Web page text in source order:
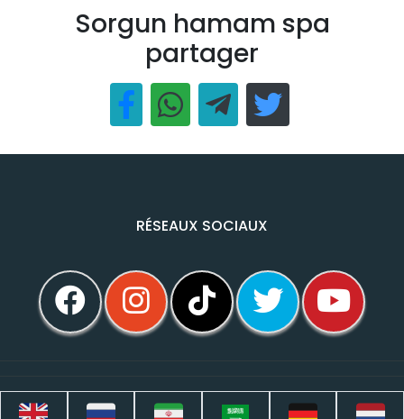
Sorgun hamam spa
partager
RÉSEAUX SOCIAUX